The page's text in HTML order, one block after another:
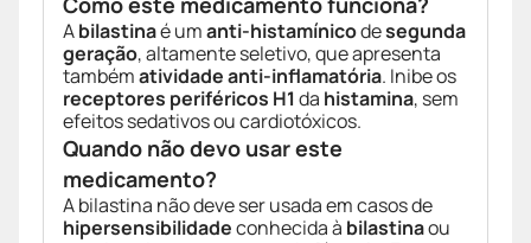
Abilastinaé umanti-histamínicodesegunda
geração, altamente seletivo, que apresenta
tambématividade anti-inflamatória. Inibe os
receptores periféricos H1 da histamina, sem
efeitos sedativos ou cardiotóxicos.
Quando não devo usar este
medicamento?
A bilastina não deve ser usada em casos de
hipersensibilidadeconhecida à bilastinaou